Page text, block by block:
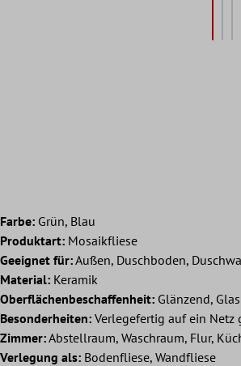
Farbe: Grün, Blau
Produktart: Mosaikfliese
Geeignet für:Außen, Duschboden,
Material: Keramik
Oberflächenbeschaffenheit: Glänzend,
Besonderheiten: Verlegefertig auf ein Netz
Zimmer:Abstellraum, Waschraum, Flur,
Verlegung als: Bodenfliese, Wandfliese